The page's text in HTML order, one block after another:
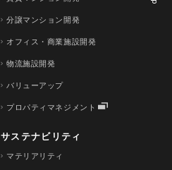
分譲マンション開発
オフィス・商業施設開発
物流施設開発
バリューアップ
プロパティマネジメント
サステナビリティ
マテリアリティ